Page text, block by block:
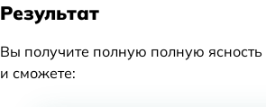
Результат
Вы получите полную полную ясность
и сможете: